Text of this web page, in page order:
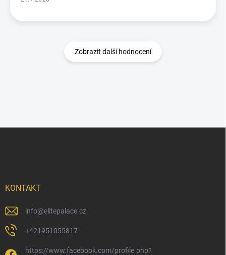
Zobrazit další hodnocení
KONTAKT
info@elitepalace.cz
+421951055817
https://www.facebook.com/profile.php?